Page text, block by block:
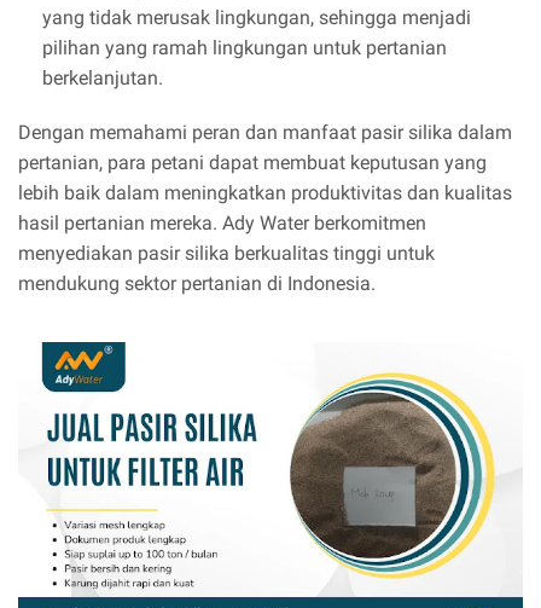
yang tidak merusak lingkungan, sehingga menjadi
pilihan yang ramah lingkungan untuk pertanian
berkelanjutan.
Dengan memahami peran dan manfaat pasir silika dalam
pertanian, para petani dapat membuat keputusan yang
lebih baik dalam meningkatkan produktivitas dan kualitas
hasil pertanian mereka. Ady Water berkomitmen
menyediakan pasir silika berkualitas tinggi untuk
mendukung sektor pertanian di Indonesia.